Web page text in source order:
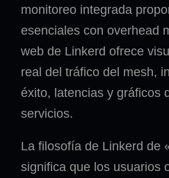
monitoreo integrada
esenciales con overhead
web de Linkerd ofrece
real del tráfico del mesh,
éxito, latencias y gráficos
servicios.
La filosofía de Linkerd de
significa que los usuarios